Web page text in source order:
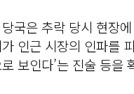
국은 추락 당시 현장
인근 시장의 인파를
보인다’는 진술 등을